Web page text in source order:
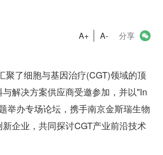
A+ A- 分享
了细胞与基因治疗(CGT)领域的顶
解决方案供应商受邀参加，并以"In
举办专场论坛，携手南京金斯瑞生物
企业，共同探讨CGT产业前沿技术